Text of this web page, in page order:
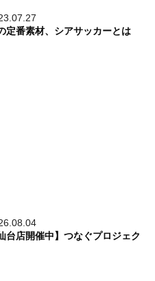
定番素材、シアサッカーとは
台店開催中】つなぐプロジェク